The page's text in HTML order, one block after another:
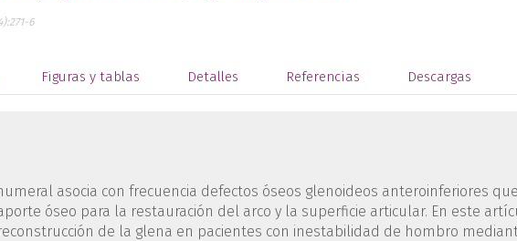
6
Figuras y tablas Detalles Referencias Descargas
asocia con frecuencia defectos óseos glenoideos anteroinferiores que
óseo para la restauración del arco y la superficie articular. En este
de la glena en pacientes con inestabilidad de hombro